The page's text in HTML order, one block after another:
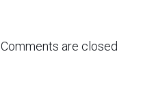
Comments are closed